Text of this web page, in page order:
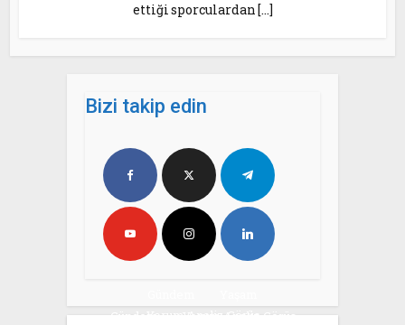
ettiği sporculardan […]
Bizi takip edin
Yorum Analiz Görüş
Gündem Yorum Analiz Görüş